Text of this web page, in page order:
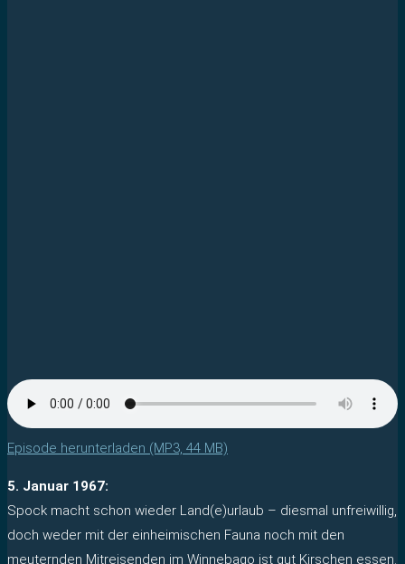
Episode herunterladen (MP3, 44 MB)
5. Januar 1967:
Spock macht schon wieder Land(e)urlaub – diesmal unfreiwillig,
doch weder mit der einheimischen Fauna noch mit den
meuternden Mitreisenden im Winnebago ist gut Kirschen essen.